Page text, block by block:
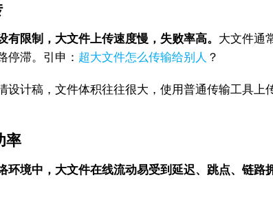
有限制，大文件上传速度慢，失败率高。 大文件通
停滞。引申： 超大文件怎么传输给别人 ？
设计稿，文件体积往往很大，使用普通传输工具
率
环境中，大文件在线流动易受到延迟、跳点、链路